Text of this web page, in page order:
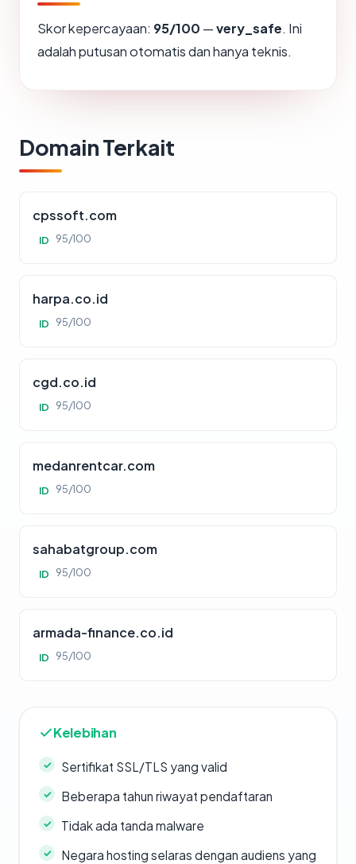
Skor kepercayaan: 95/100 —very_safe. Ini
adalah putusan otomatis dan hanya teknis.
Domain Terkait
cpssoft.com
ID 95/100
harpa.co.id
ID 95/100
cgd.co.id
ID 95/100
medanrentcar.com
ID 95/100
sahabatgroup.com
ID 95/100
armada-finance.co.id
ID 95/100
Kelebihan
Sertifikat SSL/TLS yang valid
Beberapa tahun riwayat pendaftaran
Tidak ada tanda malware
Negara hosting selaras dengan audiens yang